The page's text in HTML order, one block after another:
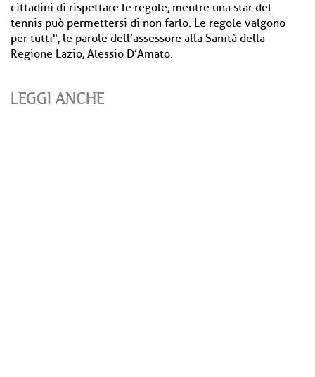
cittadini di rispettare le regole, mentre una star del
tennis può permettersi di non farlo. Le regole valgono
per tutti", le parole dell’assessore alla Sanità della
Regione Lazio, Alessio D’Amato.
LEGGI ANCHE